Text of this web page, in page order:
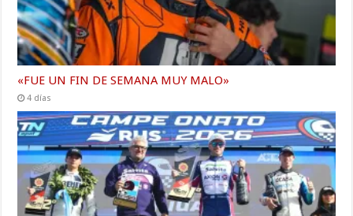
«FUE UN FIN DE SEMANA MUY MALO»
4 días